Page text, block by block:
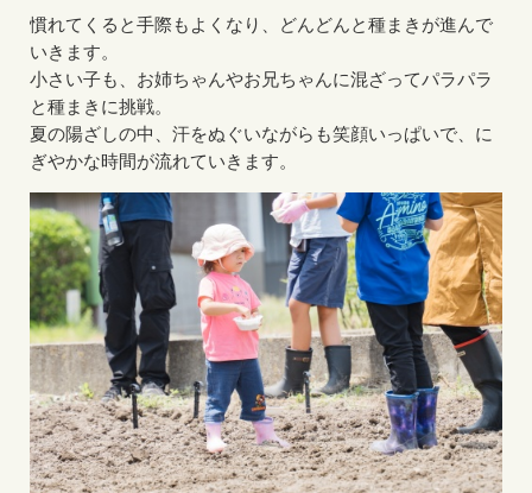
慣れてくると手際もよくなり、どんどんと種まきが進んで
いきます。
小さい子も、お姉ちゃんやお兄ちゃんに混ざってパラパラ
と種まきに挑戦。
夏の陽ざしの中、汗をぬぐいながらも笑顔いっぱいで、に
ぎやかな時間が流れていきます。